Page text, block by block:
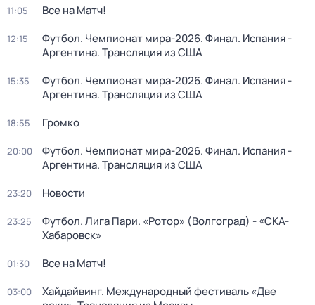
11:05 Все на Матч!
12:15
Футбол. Чемпионат мира-2026. Финал. Испания -
Аргентина. Трансляция из США
15:35
Футбол. Чемпионат мира-2026. Финал. Испания -
Аргентина. Трансляция из США
18:55 Громко
20:00
Футбол. Чемпионат мира-2026. Финал. Испания -
Аргентина. Трансляция из США
23:20 Новости
23:25
Футбол. Лига Пари. «Ротор» (Волгоград) - «СКА-
Хабаровск»
01:30 Все на Матч!
03:00
Хайдайвинг. Международный фестиваль «Две